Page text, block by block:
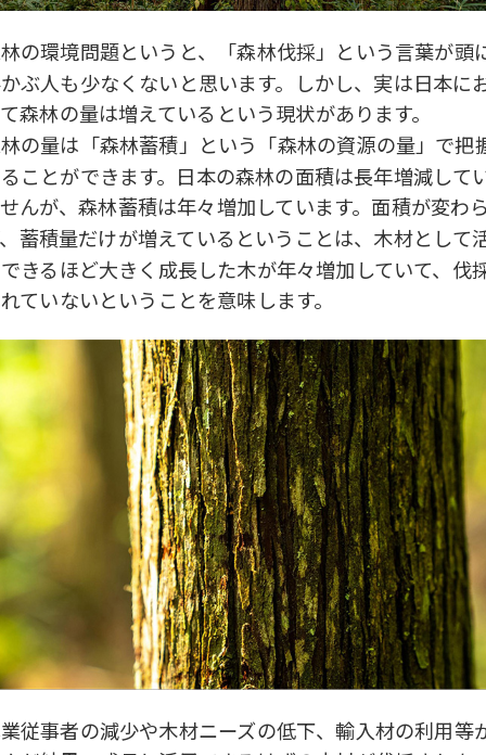
の環境問題というと、「森林伐採」という言葉が頭
ぶ人も少なくないと思います。しかし、実は日本に
森林の量は増えているという現状があります。
の量は「森林蓄積」という「森林の資源の量」で把
ことができます。日本の森林の面積は長年増減して
んが、森林蓄積は年々増加しています。面積が変わ
蓄積量だけが増えているということは、木材として
きるほど大きく成長した木が年々増加していて、伐
ていないということを意味します。
従事者の減少や木材ニーズの低下、輸入材の利用等